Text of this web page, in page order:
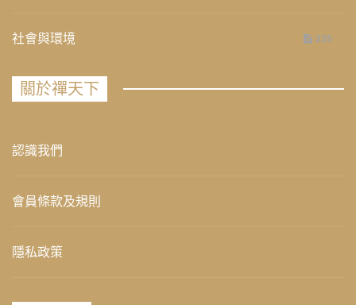
社會與環境 235
關於禪天下
認識我們
會員條款及規則
隱私政策